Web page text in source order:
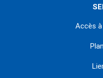
Accès